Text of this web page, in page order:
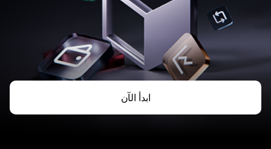
ابدأ الآن